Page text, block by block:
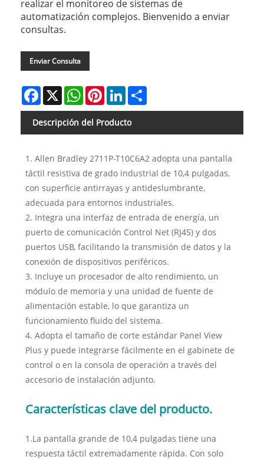
realizar el monitoreo de sistemas de
automatización complejos. Bienvenido a enviar
consultas.
Enviar Consulta
Facebook
X WhatsAppPinterestLinkedIn
Descripción del Producto
1. Allen Bradley 2711P-T10C6A2 adopta una pantalla
táctil resistiva de grado industrial de 10,4 pulgadas,
con superficie antirrayas y antideslumbrante,
adecuada para entornos industriales.
2. Integra una interfaz de entrada de energía, un
puerto de comunicación Control Net (RJ45) y dos
puertos USB, facilitando la transmisión de datos y la
conexión de dispositivos periféricos.
3. Incluye un procesador de alto rendimiento, un
módulo de memoria y una unidad de fuente de
alimentación estable, lo que garantiza un
funcionamiento fluido del sistema.
4. Adopta el tamaño de corte estándar Panel View
Plus y puede integrarse fácilmente en el gabinete de
control o en la consola de operación a través del
accesorio de instalación adjunto.
Características clave del producto.
1.La pantalla grande de 10,4 pulgadas tiene una
respuesta táctil extremadamente rápida. Con solo